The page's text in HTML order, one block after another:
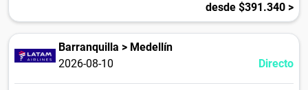
desde $391.340 >
Barranquilla > Medellín
2026-08-10
Directo